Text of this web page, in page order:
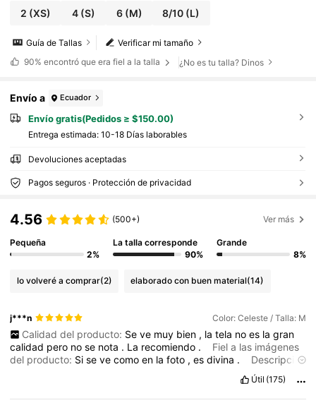
2 (XS) 4(S) 6(M) 8/10 (L)
Verificar mi tamaño
Guía de Tallas
90% encontró que era fiel a la talla ¿No es tu talla? Dinos
Envío a Ecuador
Envío gratis(Pedidos ≥ $150.00)
Entrega estimada: 10-18 Días laborables
Devoluciones aceptadas
Pagos seguros · Protección de privacidad
4.56 (500+) Ver más
Pequeña
2%
La talla corresponde
90%
Grande
8%
lo volveré a comprar(2) elaborado con buen material(14)
j***n Color: Celeste / Talla: M
Calidad del producto: Se ve muy bien , la tela no es la gran
calidad pero nose nota . La recomiendo .
Fiel a las imágenes
del producto: Sisevecomoen lafoto ,esdivina .
Descripción
especial
peroseve bien
.
Ajuste:Muybueno,lamíaestalleMperoesholgadaymuy
Útil (175)